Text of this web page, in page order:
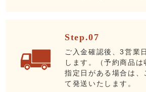
Step.07
ご入金確認後、3営業
します。（予約商品
指定日がある場合は、
て発送いたします。